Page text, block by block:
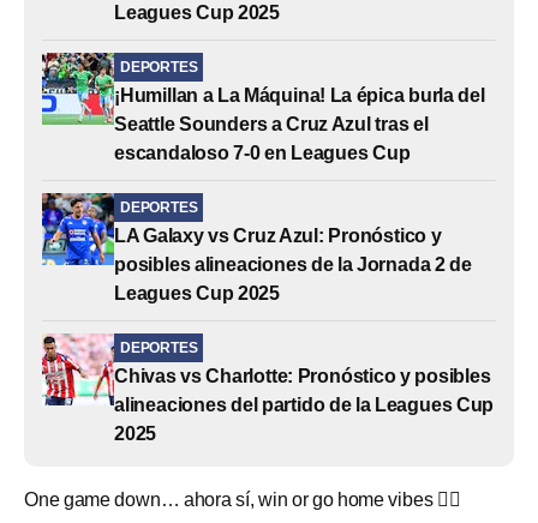
Leagues Cup 2025
DEPORTES
¡Humillan a La Máquina! La épica burla del
Seattle Sounders a Cruz Azul tras el
escandaloso 7-0 en Leagues Cup
DEPORTES
LA Galaxy vs Cruz Azul: Pronóstico y
posibles alineaciones de la Jornada 2 de
Leagues Cup 2025
DEPORTES
Chivas vs Charlotte: Pronóstico y posibles
alineaciones del partido de la Leagues Cup
2025
One game down… ahora sí, win or go home vibes 😮‍💨